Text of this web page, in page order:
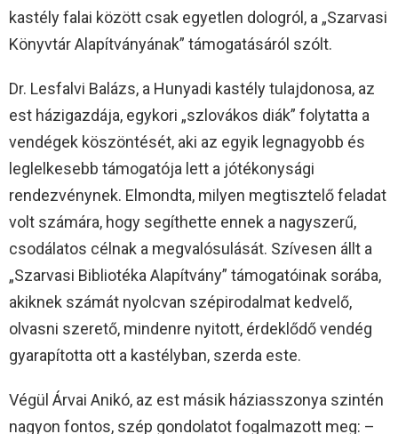
kastély falai között csak egyetlen dologról, a „Szarvasi
Könyvtár Alapítványának” támogatásáról szólt.
Dr. Lesfalvi Balázs, a Hunyadi kastély tulajdonosa, az
est házigazdája, egykori „szlovákos diák” folytatta a
vendégek köszöntését, aki az egyik legnagyobb és
leglelkesebb támogatója lett a jótékonysági
rendezvénynek. Elmondta, milyen megtisztelő feladat
volt számára, hogy segíthette ennek a nagyszerű,
csodálatos célnak a megvalósulását. Szívesen állt a
„Szarvasi Bibliotéka Alapítvány” támogatóinak sorába,
akiknek számát nyolcvan szépirodalmat kedvelő,
olvasni szerető, mindenre nyitott, érdeklődő vendég
gyarapította ott a kastélyban, szerda este.
Végül Árvai Anikó, az est másik háziasszonya szintén
nagyon fontos, szép gondolatot fogalmazott meg: –